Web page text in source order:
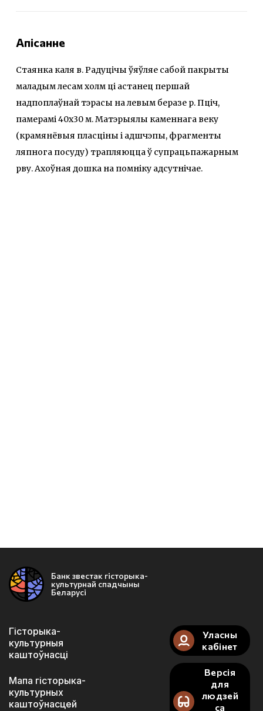
Апісанне
Стаянка каля в. Радуцічы ўяўляе сабой пакрыты
маладым лесам холм ці астанец першай
надпоплаўнай тэрасы на левым беразе р. Пціч,
памерамі 40x30 м. Матэрыялы каменнага веку
(крамянёвыя пласціны і адшчэпы, фрагменты
ляпнога посуду) трапляюцца ў супрацьпажарным
рву. Ахоўная дошка на помніку адсутнічае.
Банк звестак гісторыка-
культурнай спадчыны
Беларусі
Гісторыка-
культурныя
каштоўнасці
Мапа гісторыка-
культурных
каштоўнасцей
Уласны
кабінет
Версія
для
людзей
са